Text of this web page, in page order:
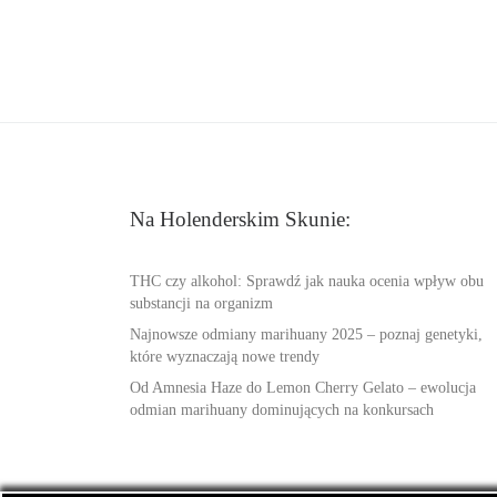
Na Holenderskim Skunie:
THC czy alkohol: Sprawdź jak nauka ocenia wpływ obu
substancji na organizm
Najnowsze odmiany marihuany 2025 – poznaj genetyki,
które wyznaczają nowe trendy
Od Amnesia Haze do Lemon Cherry Gelato – ewolucja
odmian marihuany dominujących na konkursach